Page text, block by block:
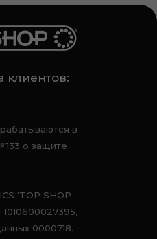
клиентов:
в
133 о защите
'TOP SHOP
1010600027395,
0000718.